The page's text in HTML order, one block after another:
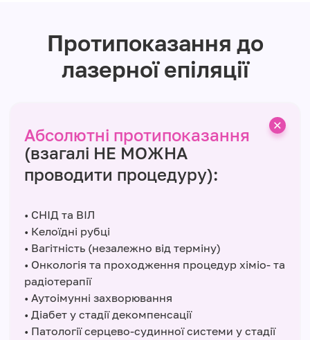
Протипоказання до
лазерної епіляції
Абсолютні протипоказання
(взагалі НЕ МОЖНА
проводити процедуру):
• СНІД та ВІЛ
• Келоїдні рубці
• Вагітність (незалежно від терміну)
• Онкологія та проходження процедур хіміо- та
радіотерапії
• Аутоімунні захворювання
• Діабет у стадії декомпенсації
• Патології серцево-судинної системи у стадії